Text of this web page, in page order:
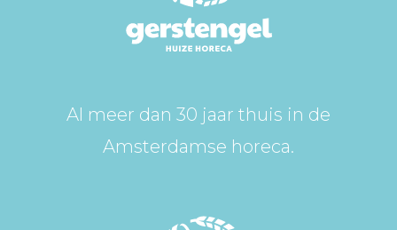
Al meer dan 30 jaar thuis in de
Amsterdamse horeca.